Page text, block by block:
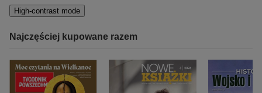
High-contrast mode
Najczęściej kupowane razem